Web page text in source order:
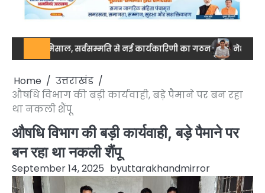
मिसाल, सर्वसम्मति से नई कार्यकारिणी का गठन नेशनल स्तर पर
Home
उत्तराखंड
औषधि विभाग की बड़ी कार्यवाही, बड़े पैमाने पर बन रहा
था नकली शैंपू
औषधि विभाग की बड़ी कार्यवाही, बड़े पैमाने पर
बन रहा था नकली शैंपू
September 14, 2025 byuttarakhandmirror